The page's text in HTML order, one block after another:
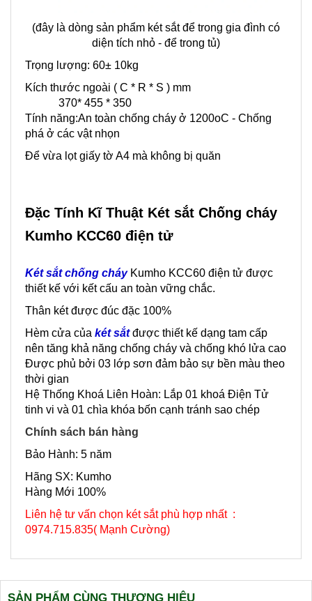
(đây là dòng sản phẩm két sắt để trong gia đình có
diện tích nhỏ - để trong tủ)
Trọng lượng: 60± 10kg
Kích thước ngoài ( C * R * S ) mm
370* 455 * 350
Tính năng:An toàn chống cháy ở 1200oC - Chống
phá ở các vật nhọn
Để vừa lọt giấy tờ A4 mà không bị quăn
Đặc Tính Kĩ Thuật Két sắt Chống cháy
Kumho KCC60 điện tử
Két sắt chống cháyKumho KCC60 điện tử được
thiết kế với kết cấu an toàn vững chắc.
Thân két được đúc đặc 100%
Hèm cửa của két sắtđược thiết kế dạng tam cấp
nên tăng khả năng chống cháy và chống khó lửa cao
Được phủ bởi 03 lớp sơn đảm bảo sự bền màu theo
thời gian
Hệ Thống Khoá Liên Hoàn: Lắp 01 khoá Điện Tử
tinh vi và 01 chìa khóa bốn cạnh tránh sao chép
Chính sách bán hàng
Bảo Hành: 5 năm
Hãng SX: Kumho
Hàng Mới 100%
Liên hệ tư vấn chọn két sắt phù hợp nhất :
0974.715.835( Mạnh Cường)
SẢN PHẨM CÙNG THƯƠNG HIỆU